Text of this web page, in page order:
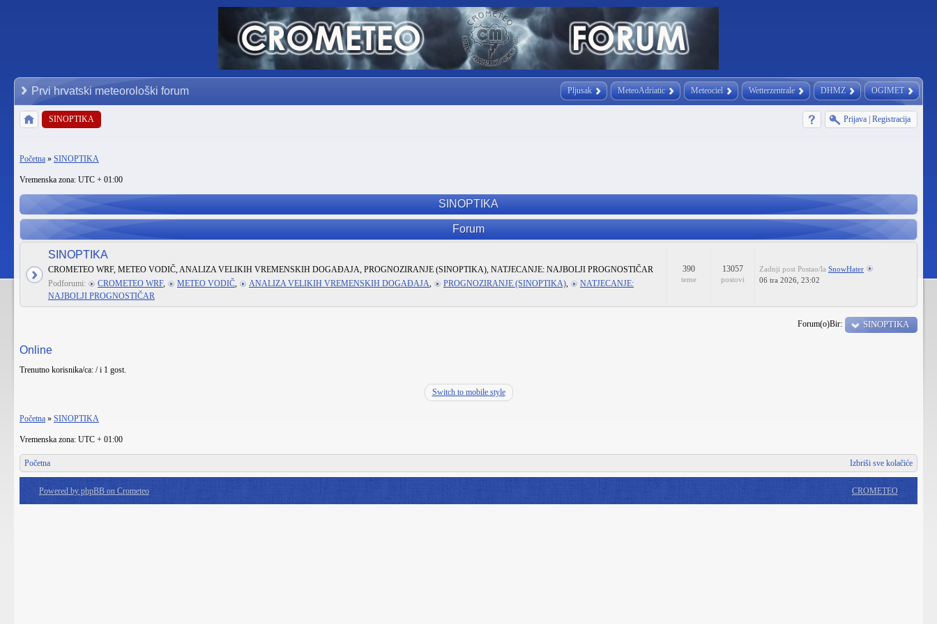
Pljusak MeteoAdriatic Meteociel Wetterzentrale DHMZ OGIMET
Prvi hrvatski meteorološki forum
SINOPTIKA Prijava Registracija
Početna » SINOPTIKA
Vremenska zona: UTC + 01:00
SINOPTIKA
Forum
SINOPTIKA
CROMETEO WRF, METEO VODIČ, ANALIZA VELIKIH VREMENSKIH DOGAĐAJA, PROGNOZIRANJE (SINOPTIKA), NATJECANJE: NAJBOLJI PROGNOSTIČAR
Podforumi:
CROMETEO WRF, METEO VODIČ, ANALIZA VELIKIH VREMENSKIH DOGAĐAJA, PROGNOZIRANJE (SINOPTIKA),
NATJECANJE:
NAJBOLJI PROGNOSTIČAR
390
teme
13057
postovi
Zadnji post Postao/la SnowHater
06 tra 2026, 23:02
Forum(o)Bir: SINOPTIKA
Online
Trenutno korisnika/ca: / i 1 gost.
Switch to mobile style
Početna » SINOPTIKA
Vremenska zona: UTC + 01:00
Početna Izbriši sve kolačiće
Powered by phpBB on Crometeo CROMETEO